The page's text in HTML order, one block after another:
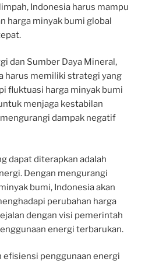
Indonesia harus mampu
harga minyak bumi global
dan Sumber Daya Mineral,
harus memiliki strategi yang
fluktuasi harga minyak bumi
menjaga kestabilan
dampak negatif
dapat diterapkan adalah
Dengan mengurangi
bumi, Indonesia akan
perubahan harga
dengan visi pemerintah
energi terbarukan.
efisiensi penggunaan energi